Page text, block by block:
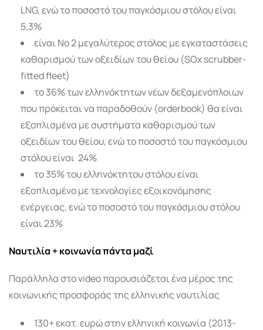
LNG, ενώ το ποσοστό του παγκόσμιου στόλου είναι
5,3%
είναι Νο 2 μεγαλύτερος στόλος με εγκαταστάσεις
καθαρισμού των οξειδίων του θείου (SOx scrubber-
fitted fleet)
το 36% των ελληνόκτητων νέων δεξαμενόπλοιων
που πρόκειται να παραδοθούν (orderbook) θα είναι
εξοπλισμένα με συστήματα καθαρισμού των
οξειδίων του θείου, ενώ το ποσοστό του παγκόσμιου
στόλου είναι 24%
το 35% του ελληνόκτητου στόλου είναι
εξοπλισμένο με τεχνολογίες εξοικονόμησης
ενέργειας, ενώ το ποσοστό του παγκόσμιου στόλου
είναι 23%
Ναυτιλία + κοινωνία πάντα μαζί
Παράλληλα στο video παρουσιάζεται ένα μέρος της
κοινωνικής προσφοράς της ελληνικής ναυτιλίας
130+ εκατ. ευρώ στην ελληνική κοινωνία (2013-